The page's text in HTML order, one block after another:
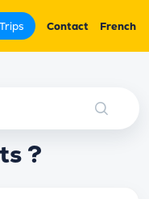
Contact French
?